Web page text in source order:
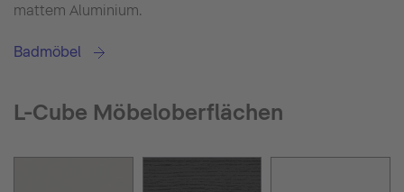
mattem Aluminium.
Badmöbel
L-Cube Möbeloberflächen